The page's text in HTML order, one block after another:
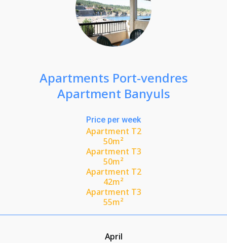
Apartments Port-vendres
Apartment Banyuls
Price per week
Apartment T2
50m²
Apartment T3
50m²
Apartment T2
42m²
Apartment T3
55m²
April